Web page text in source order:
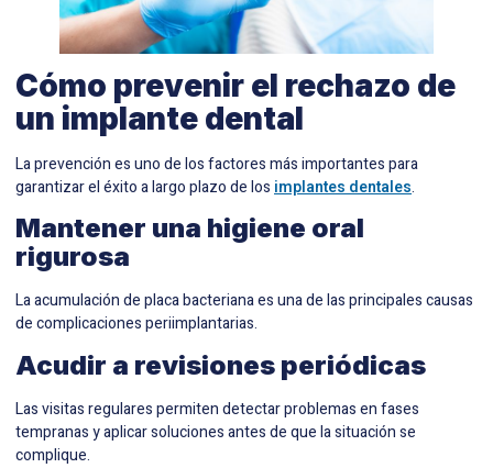
Cómo prevenir el rechazo de
un implante dental
La prevención es uno de los factores más importantes para
garantizar el éxito a largo plazo de los implantes dentales.
Mantener una higiene oral
rigurosa
La acumulación de placa bacteriana es una de las principales causas
de complicaciones periimplantarias.
Acudir a revisiones periódicas
Las visitas regulares permiten detectar problemas en fases
tempranas y aplicar soluciones antes de que la situación se
complique.